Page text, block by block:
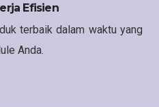
Efisien
terbaik dalam waktu yang
Anda.